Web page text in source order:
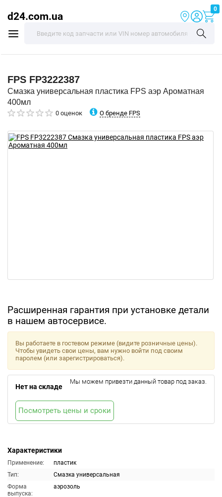
d24.com.ua
0
FPS FP3222387
Смазка универсальная пластика FPS аэр Ароматная
400мл
0 оценок О бренде FPS
Расширенная гарантия при установке детали
в нашем автосервисе.
Характеристики
Применение:
пластик
Тип:
Смазка универсальная
Форма
выпуска:
аэрозоль
Вы работаете в гостевом режиме (видите розничные цены).
Чтобы увидеть свои цены, вам нужно войти под своим
паролем (или зарегистрироваться).
Нет на складе
Мы можем привезти данный товар под заказ.
Посмотреть цены и сроки